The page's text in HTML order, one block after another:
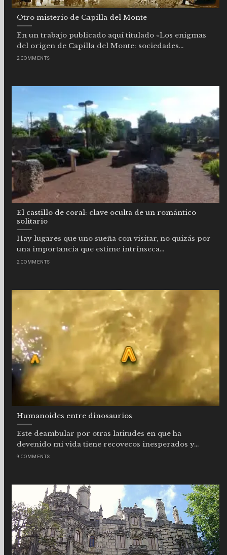
Otro misterio de Capilla del Monte
En un trabajo publicado aquí titulado «Los enigmas
del origen de Capilla del Monte: sociedades...
2 COMMENTS
El castillo de coral: clave oculta de un romántico
solitario
Hay lugares que uno sueña con visitar, no quizás por
una importancia que estime intrínseca...
2 COMMENTS
Humanoides entre dinosaurios
Este deambular por otras latitudes en que ha
devenido mi vida tiene recovecos inesperados y...
9 COMMENTS